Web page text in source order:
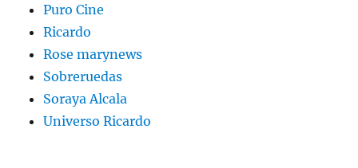
Puro Cine
Ricardo
Rose marynews
Sobreruedas
Soraya Alcala
Universo Ricardo